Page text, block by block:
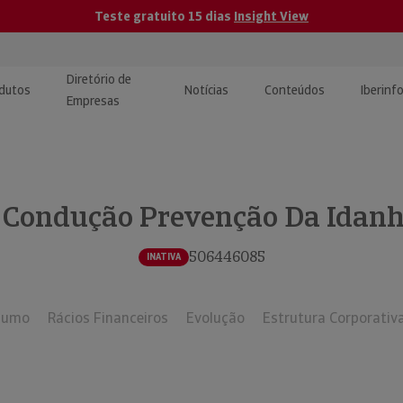
Teste gratuito 15 dias Insight View
e Monitorização de
Diretório de
Empresas
Notícias Conteúdos
| Estudos ePrevenção Da
INATIVA 506446085
Rácios Financeiros Evolução Estrutura Corporativa